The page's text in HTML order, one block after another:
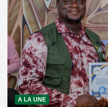
A LA UNE